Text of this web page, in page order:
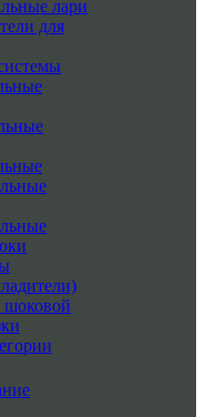
лари
для